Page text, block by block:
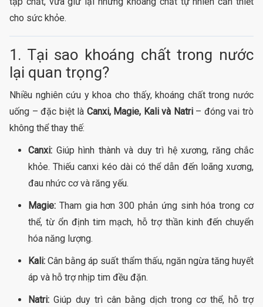
cho sức khỏe.
1. Tại sao khoáng chất trong nước
lại quan trọng?
Nhiều nghiên cứu y khoa cho thấy, khoáng chất trong nước
uống – đặc biệt là Canxi, Magie, Kali và Natri– đóng vai trò
không thể thay thế:
Canxi: Giúp hình thành và duy trì hệ xương, răng chắc
khỏe. Thiếu canxi kéo dài có thể dẫn đến loãng xương,
đau nhức cơ và răng yếu.
Magie: Tham gia hơn 300 phản ứng sinh hóa trong cơ
thể, từ ổn định tim mạch, hỗ trợ thần kinh đến chuyển
hóa năng lượng.
Kali: Cân bằng áp suất thẩm thấu, ngăn ngừa tăng huyết
áp và hỗ trợ nhịp tim đều đặn.
Natri: Giúp duy trì cân bằng dịch trong cơ thể, hỗ trợ